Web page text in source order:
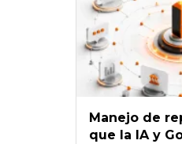
Manejo de
que la IA y